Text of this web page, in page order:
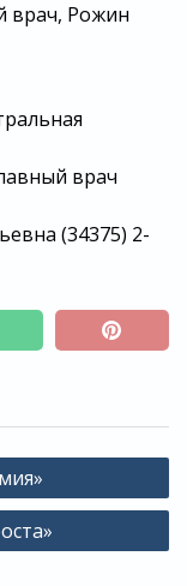
врач, Рожин
врач
(34375) 2-